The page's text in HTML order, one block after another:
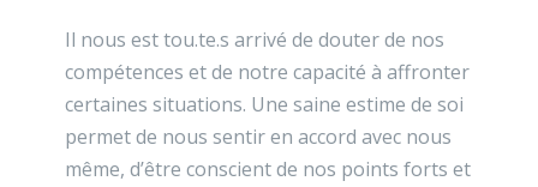
Il nous est tou.te.s arrivé de douter de nos
compétences et de notre capacité à affronter
certaines situations. Une saine estime de soi
permet de nous sentir en accord avec nous
même, d’être conscient de nos points forts et